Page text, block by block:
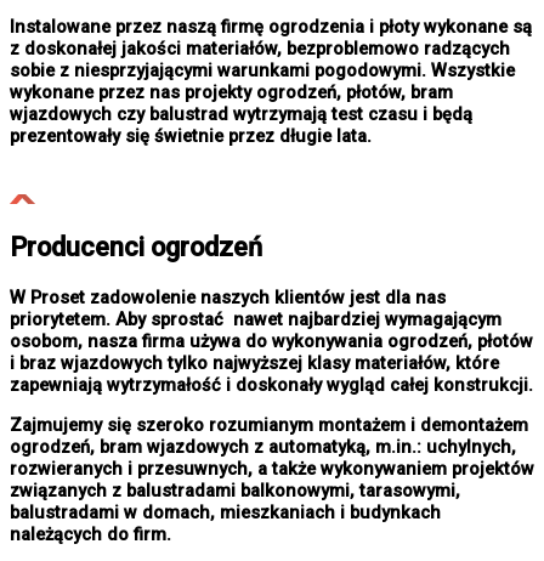
Instalowane przez naszą firmę ogrodzenia i płoty wykonane są
z doskonałej jakości materiałów, bezproblemowo radzących
sobie z niesprzyjającymi warunkami pogodowymi. Wszystkie
wykonane przez nas projekty ogrodzeń, płotów, bram
wjazdowych czy balustrad wytrzymają test czasu i będą
prezentowały się świetnie przez długie lata.
Producenci ogrodzeń
W Proset zadowolenie naszych klientów jest dla nas
priorytetem. Aby sprostać nawet najbardziej wymagającym
osobom, nasza firma używa do wykonywania ogrodzeń, płotów
i braz wjazdowych tylko najwyższej klasy materiałów, które
zapewniają wytrzymałość i doskonały wygląd całej konstrukcji.
Zajmujemy się szeroko rozumianym montażem i demontażem
ogrodzeń, bram wjazdowych z automatyką, m.in.: uchylnych,
rozwieranych i przesuwnych, a także wykonywaniem projektów
związanych z balustradami balkonowymi, tarasowymi,
balustradami w domach, mieszkaniach i budynkach
należących do firm.